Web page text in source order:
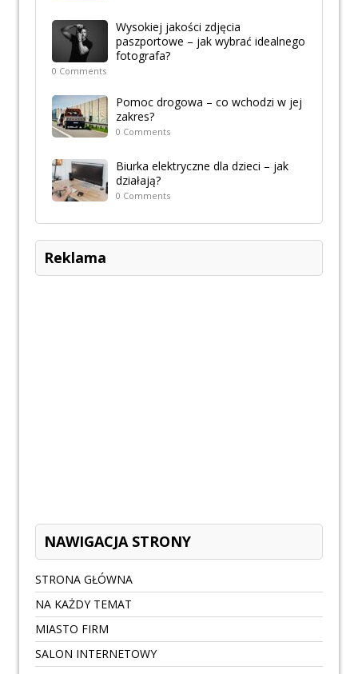
Wysokiej jakości zdjęcia
paszportowe – jak wybrać idealnego
fotografa?
0 Comments
Pomoc drogowa – co wchodzi w jej
zakres?
0 Comments
Biurka elektryczne dla dzieci – jak
działają?
0 Comments
Reklama
NAWIGACJA STRONY
STRONA GŁÓWNA
NA KAŻDY TEMAT
MIASTO FIRM
SALON INTERNETOWY